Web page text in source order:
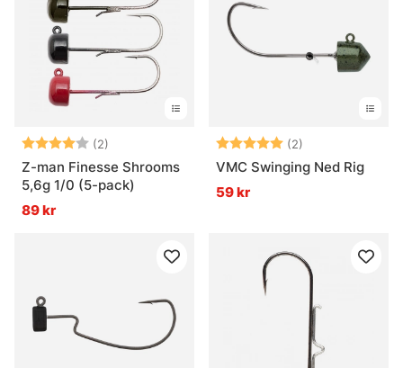
Betyg: (2)
4.0 utav 5 stjärnor
Z-man Finesse Shrooms
5,6g 1/0 (5-pack)
89 kr
Betyg: (2)
VMC Swinging Ned Rig
59 kr